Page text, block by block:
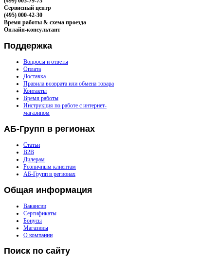
Сервисный центр
(495) 000-42-30
Время работы & схема проезда
Онлайн-консультант
Поддержка
Вопросы и ответы
Оплата
Доставка
Правила возврата или обмена товара
Контакты
Время работы
Инструкция по работе с интернет-
магазином
АБ-Групп в регионах
Статьи
B2B
Дилерам
Розничным клиентам
АБ-Групп в регионах
Общая информация
Вакансии
Сертификаты
Бонусы
Магазины
О компании
Поиск по сайту